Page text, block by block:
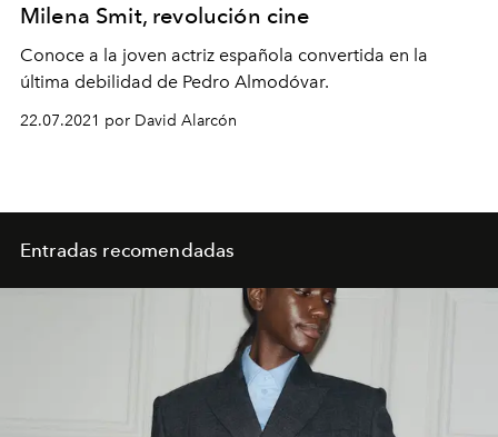
Milena Smit, revolución cine
Conoce a la joven actriz española convertida en la
última debilidad de Pedro Almodóvar.
22.07.2021 por David Alarcón
Entradas recomendadas